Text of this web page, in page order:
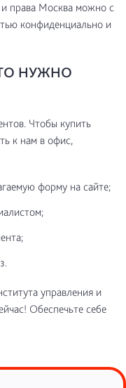
права Москва можно с
конфиденциально и
НУЖНО
Чтобы купить
к нам в офис,
форму на сайте;
управления и
Обеспечьте себе